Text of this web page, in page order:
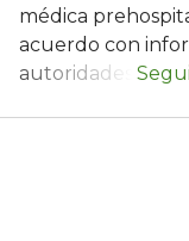
médica
acuerdo con
autoridades.